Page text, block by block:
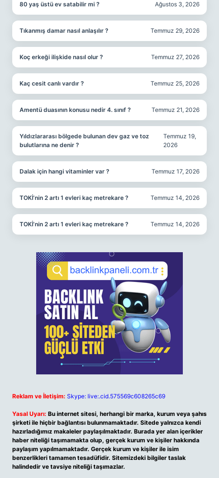
80 yaş üstü ev satabilir mi ? Ağustos 3, 2026
Tıkanmış damar nasıl anlaşılır ? Temmuz 29, 2026
Koç erkeği ilişkide nasıl olur ? Temmuz 27, 2026
Kaç cesit canlı vardır ? Temmuz 25, 2026
Amentü duasının konusu nedir 4. sınıf ? Temmuz 21, 2026
Yıldızlararası bölgede bulunan dev gaz ve toz
bulutlarına ne denir ?
Temmuz 19,
2026
Dalak için hangi vitaminler var ? Temmuz 17, 2026
TOKİ’nin 2 artı 1 evleri kaç metrekare ? Temmuz 14, 2026
TOKİ’nin 2 artı 1 evleri kaç metrekare ? Temmuz 14, 2026
Reklam ve İletişim: Skype: live:.cid.575569c608265c69
Yasal Uyarı: Bu internet sitesi, herhangi bir marka, kurum veya şahıs
şirketi ile hiçbir bağlantısı bulunmamaktadır. Sitede yalnızca kendi
hazırladığımız makaleler paylaşılmaktadır. Burada yer alan içerikler
haber niteliği taşımamakta olup, gerçek kurum ve kişiler hakkında
paylaşım yapılmamaktadır. Gerçek kurum ve kişiler ile isim
benzerlikleri tamamen tesadüfidir. Sitemizdeki bilgiler taslak
halindedir ve tavsiye niteliği taşımazlar.